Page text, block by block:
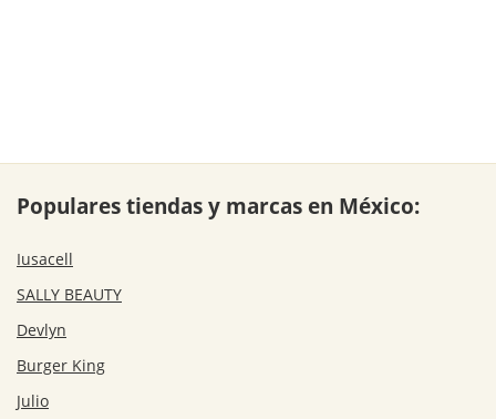
Populares tiendas y marcas en México:
Iusacell
SALLY BEAUTY
Devlyn
Burger King
Julio